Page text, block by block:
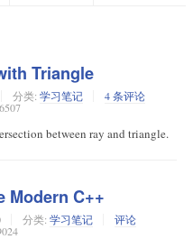
Triangle
分类: 学习笔记
4 条评论
between ray and triangle.
Modern C++
分类: 学习笔记
评论